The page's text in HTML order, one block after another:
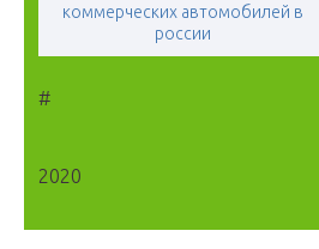
коммерческих автомобилей в
россии
#
2020